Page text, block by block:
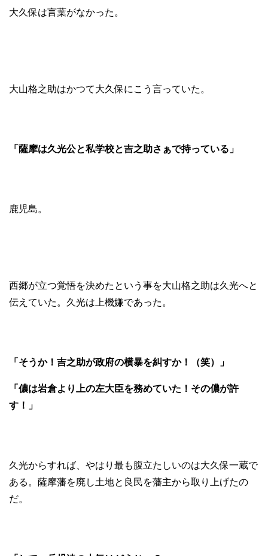
大久保は言葉がなかった。
大山格之助はかつて大久保にこう言っていた。
「薩摩は久光公と私学校と吉之助さぁで持っている」
鹿児島。
西郷が立つ覚悟を決めたという事を大山格之助は久光へと
伝えていた。久光は上機嫌であった。
「そうか！吉之助が政府の横暴を糾すか！（笑）」
「儂は岩倉より上の左大臣を務めていた！その儂が許
す！」
久光からすれば、やはり最も腹立たしいのは大久保一蔵で
ある。薩摩藩を廃し土地と良民を藩主から取り上げたの
だ。